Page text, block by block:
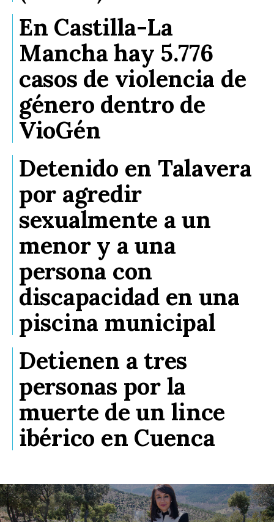
En Castilla-La
Mancha hay 5.776
casos de violencia de
género dentro de
VioGén
Detenido en Talavera
por agredir
sexualmente a un
menor y a una
persona con
discapacidad en una
piscina municipal
Detienen a tres
personas por la
muerte de un lince
ibérico en Cuenca